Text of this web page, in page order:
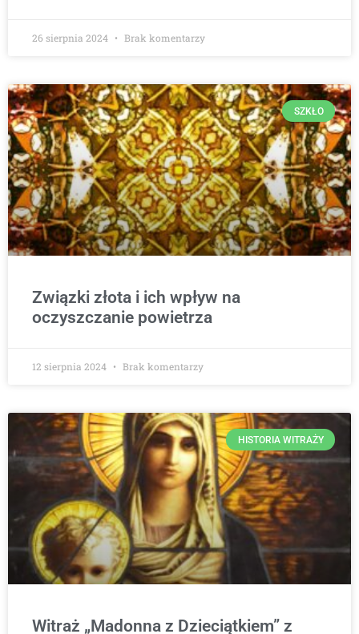
26 sierpnia 2024 Brak komentarzy
SZKŁO
Związki złota i ich wpływ na
oczyszczanie powietrza
12 sierpnia 2024 Brak komentarzy
HISTORIA WITRAŻY
Witraż „Madonna z Dzieciątkiem” z